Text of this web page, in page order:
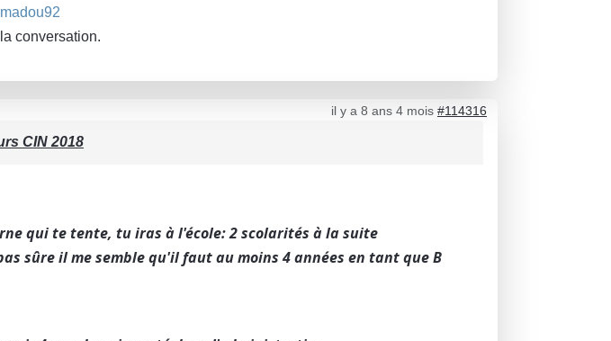
conversation.
il y a 8 ans 4 mois #114316
CIN 2018
qui te tente, tu iras à l'école: 2 scolarités à la suite
sûre il me semble qu'il faut au moins 4 années en tant que B